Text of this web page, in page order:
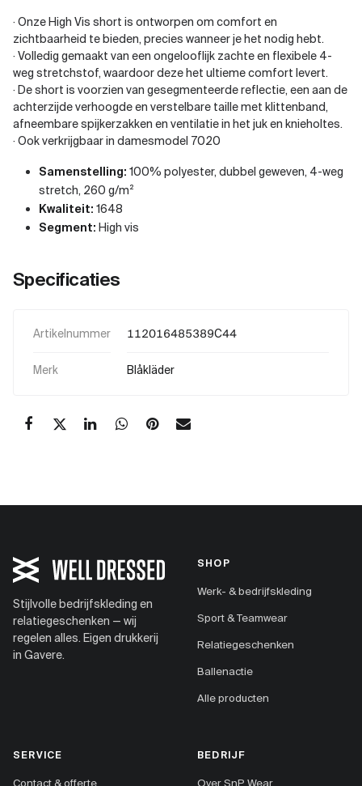
· Onze High Vis short is ontworpen om comfort en
zichtbaarheid te bieden, precies wanneer je het nodig hebt.
· Volledig gemaakt van een ongelooflijk zachte en flexibele 4-
weg stretchstof, waardoor deze het ultieme comfort levert.
· De short is voorzien van gesegmenteerde reflectie, een aan de
achterzijde verhoogde en verstelbare taille met klittenband,
afneembare spijkerzakken en ventilatie in het juk en knieholtes.
· Ook verkrijgbaar in damesmodel 7020
Samenstelling: 100% polyester, dubbel geweven, 4-weg
stretch, 260 g/m²
Kwaliteit: 1648
Segment: High vis
Specificaties
Artikelnummer 112016485389C44
Merk Blåkläder
Stijlvolle bedrijfskleding en
relatiegeschenken — wij
regelen alles. Eigen drukkerij
in Gavere.
SHOP
Werk- & bedrijfskleding
Sport & Teamwear
Relatiegeschenken
Ballenactie
Alle producten
SERVICE
Contact & offerte
BEDRIJF
Over SnP Wear